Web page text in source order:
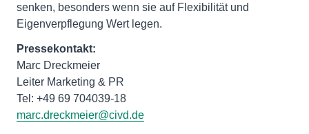
senken, besonders wenn sie auf Flexibilität und
Eigenverpflegung Wert legen.
Pressekontakt:
Marc Dreckmeier
Leiter Marketing & PR
marc.dreckmeier@civd.de